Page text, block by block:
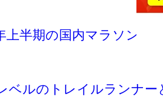
上半期の国内マラソン
ベルのトレイルランナー